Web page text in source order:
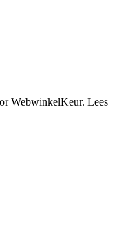
WebwinkelKeur. Lees